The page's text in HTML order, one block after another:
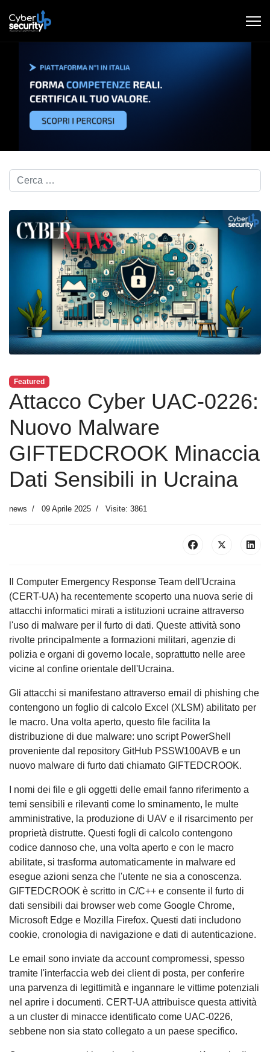
Cerca nel blog...
Featured
Attacco Cyber UAC-0226:
Nuovo Malware
GIFTEDCROOK Minaccia
Dati Sensibili in Ucraina
news 09 Aprile 2025 Visite: 3861
Il Computer Emergency Response Team dell'Ucraina
(CERT-UA) ha recentemente scoperto una nuova serie di
attacchi informatici mirati a istituzioni ucraine attraverso
l'uso di malware per il furto di dati. Queste attività sono
rivolte principalmente a formazioni militari, agenzie di
polizia e organi di governo locale, soprattutto nelle aree
vicine al confine orientale dell'Ucraina.
Gli attacchi si manifestano attraverso email di phishing che
contengono un foglio di calcolo Excel (XLSM) abilitato per
le macro. Una volta aperto, questo file facilita la
distribuzione di due malware: uno script PowerShell
proveniente dal repository GitHub PSSW100AVB e un
nuovo malware di furto dati chiamato GIFTEDCROOK.
I nomi dei file e gli oggetti delle email fanno riferimento a
temi sensibili e rilevanti come lo sminamento, le multe
amministrative, la produzione di UAV e il risarcimento per
proprietà distrutte. Questi fogli di calcolo contengono
codice dannoso che, una volta aperto e con le macro
abilitate, si trasforma automaticamente in malware ed
esegue azioni senza che l'utente ne sia a conoscenza.
GIFTEDCROOK è scritto in C/C++ e consente il furto di
dati sensibili dai browser web come Google Chrome,
Microsoft Edge e Mozilla Firefox. Questi dati includono
cookie, cronologia di navigazione e dati di autenticazione.
Le email sono inviate da account compromessi, spesso
tramite l'interfaccia web dei client di posta, per conferire
una parvenza di legittimità e ingannare le vittime potenziali
nel aprire i documenti. CERT-UA attribuisce questa attività
a un cluster di minacce identificato come UAC-0226,
sebbene non sia stato collegato a un paese specifico.